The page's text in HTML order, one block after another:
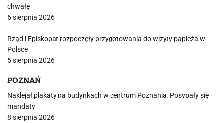
chwałę
6 sierpnia 2026
Rząd i Episkopat rozpoczęły przygotowania do wizyty papieża w
Polsce
5 sierpnia 2026
POZNAŃ
Naklejał plakaty na budynkach w centrum Poznania. Posypały się
mandaty
8 sierpnia 2026